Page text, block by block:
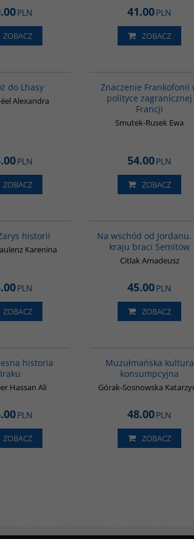
PLN
ZOBACZ
41.00PLN
ZOBACZ
do Lhasy
Alexandra
PLN
ZOBACZ
Znaczenie Frankofonii
polityce zagranicznej
Francji
Smutek-Rusek Ewa
54.00PLN
ZOBACZ
historii
Karenina
PLN
ZOBACZ
Na wschód od Jordanu.
kraju braci Semitów
Citlak Amadeusz
45.00PLN
ZOBACZ
historia
Iraku
Hassan Ali
PLN
ZOBACZ
Muzułmańska kultura
konsumpcyjna
Górak-Sosnowska
48.00PLN
ZOBACZ